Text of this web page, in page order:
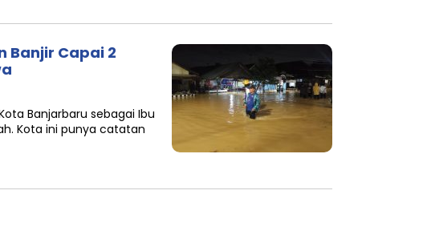
Banjir Capai 2
Banjarbaru sebagai Ibu
Kota ini punya catatan